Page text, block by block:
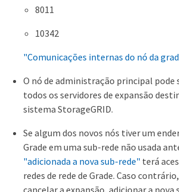
8011
10342
"Comunicações internas do nó da
O nó de administração principal pode
todos os servidores de expansão
sistema StorageGRID.
Se algum dos novos nós tiver um
Grade em uma sub-rede não usada
"adicionada a nova sub-rede" terá
redes de rede de Grade. Caso